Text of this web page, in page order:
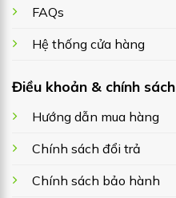
FAQs
Hệ thống cửa hàng
Điều khoản & chính sách
Hướng dẫn mua hàng
Chính sách đổi trả
Chính sách bảo hành